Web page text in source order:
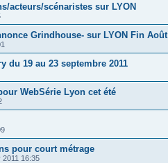
acteurs/scénaristes sur LYON
Grindhouse- sur LYON Fin Août
du 19 au 23 septembre 2011
WebSérie Lyon cet été
pour court métrage
2011 16:35